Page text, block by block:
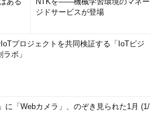
ジドサービスが登場
プロジェクトを共同検証する「IoTビジ
ボ」
に「Webカメラ」、のぞき見られた1月 (1/